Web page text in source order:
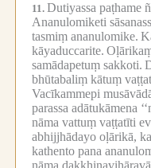
11. Dutiyassa paṭhame
Ananulomiketi
tasmiṃ ananulomike.
kāyaduccarite.
samādapetuṃ sakkoti.
bhūtabaliṃ kātuṃ
Vacīkammepi
parassa adātukāmena
nāma vattuṃ vaṭṭatīti
abhijjhādayo oḷārikā,
kathento pana
nāma